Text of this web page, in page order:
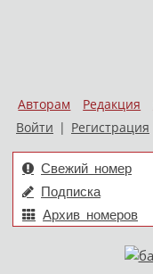
Авторам Редакция
Войти | Регистрация
Свежий номер
Подписка
Архив номеров